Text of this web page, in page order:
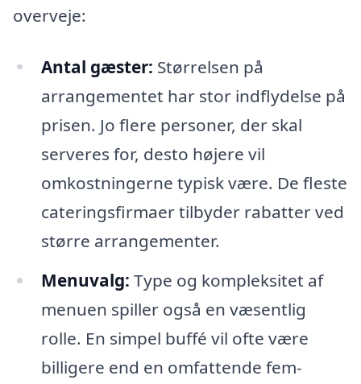
overveje:
Antal gæster: Størrelsen på
arrangementet har stor indflydelse på
prisen. Jo flere personer, der skal
serveres for, desto højere vil
omkostningerne typisk være. De fleste
cateringsfirmaer tilbyder rabatter ved
større arrangementer.
Menuvalg: Type og kompleksitet af
menuen spiller også en væsentlig
rolle. En simpel buffé vil ofte være
billigere end en omfattende fem-